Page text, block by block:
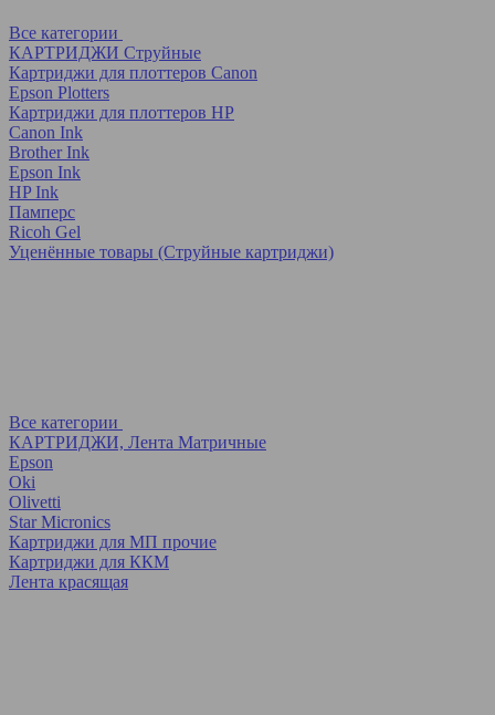
Все категории
КАРТРИДЖИ Струйные
Картриджи для плоттеров Canon
Epson Plotters
Картриджи для плоттеров HP
Canon Ink
Brother Ink
Epson Ink
HP Ink
Памперс
Ricoh Gel
Уценённые товары (Струйные картриджи)
Все категории
КАРТРИДЖИ, Лента Матричные
Epson
Oki
Olivetti
Star Micronics
Картриджи для МП прочие
Картриджи для ККМ
Лента красящая